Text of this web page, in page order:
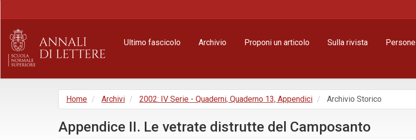
principale
Barra
laterale
Ultimo fascicolo Archivio Proponi un articolo Sulla rivista Persone
Home Archivi 2002: IV Serie - Quaderni, Quaderno 13, Appendici Archivio Storico
Appendice II. Le vetrate distrutte del Camposanto